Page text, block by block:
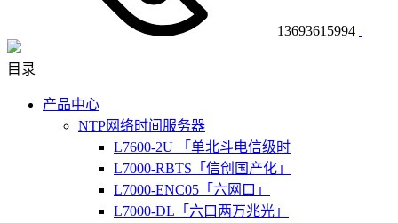
13693615994
目录
产品中心
NTP网络时间服务器
L7600-2U 「单北斗电信级时
L7000-RBTS「信创国产化」
L7000-ENC05「六网口」
L7000-DL「六口两万兆光」